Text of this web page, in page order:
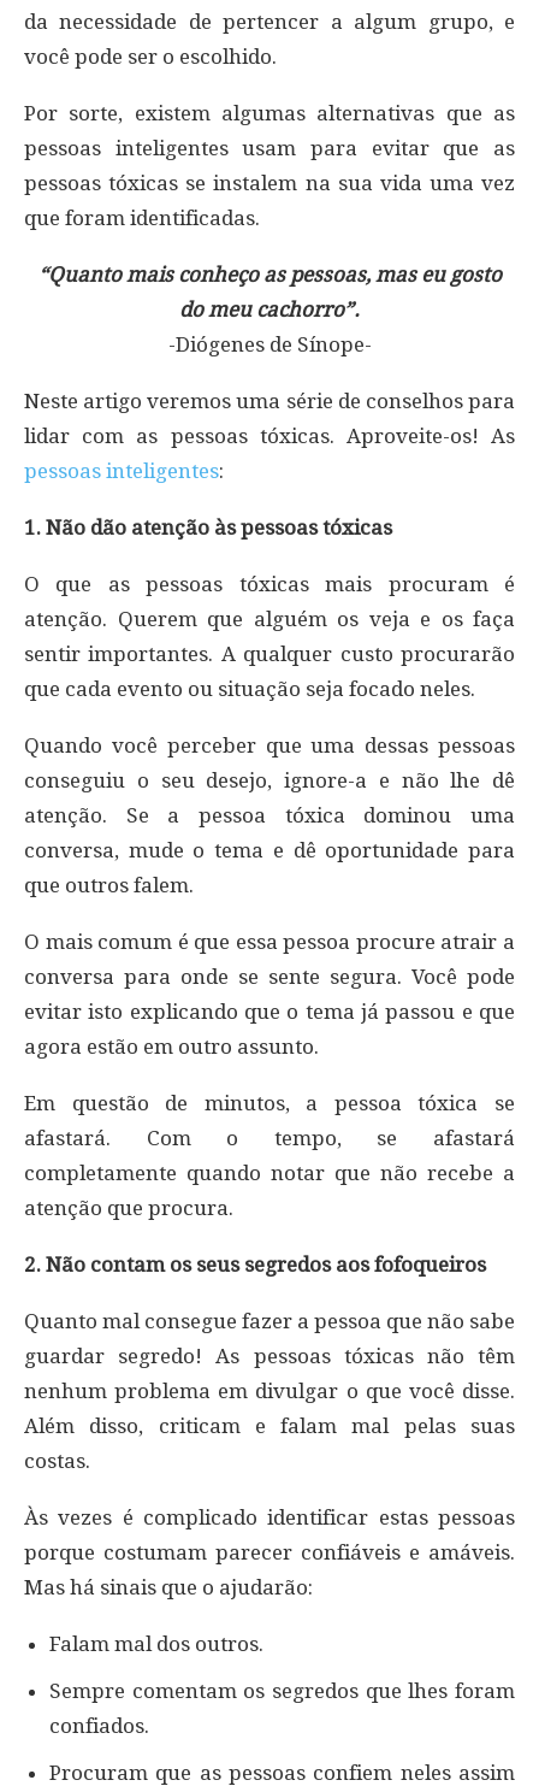
da necessidade de pertencer a algum grupo, e
você pode ser o escolhido.
Por sorte, existem algumas alternativas que as
pessoas inteligentes usam para evitar que as
pessoas tóxicas se instalem na sua vida uma vez
que foram identificadas.
“Quanto mais conheço as pessoas, mas eu gosto
do meu cachorro”.
-Diógenes de Sínope-
Neste artigo veremos uma série de conselhos para
lidar com as pessoas tóxicas. Aproveite-os! As
pessoas inteligentes:
1. Não dão atenção às pessoas tóxicas
O que as pessoas tóxicas mais procuram é
atenção. Querem que alguém os veja e os faça
sentir importantes. A qualquer custo procurarão
que cada evento ou situação seja focado neles.
Quando você perceber que uma dessas pessoas
conseguiu o seu desejo, ignore-a e não lhe dê
atenção. Se a pessoa tóxica dominou uma
conversa, mude o tema e dê oportunidade para
que outros falem.
O mais comum é que essa pessoa procure atrair a
conversa para onde se sente segura. Você pode
evitar isto explicando que o tema já passou e que
agora estão em outro assunto.
Em questão de minutos, a pessoa tóxica se
afastará. Com o tempo, se afastará
completamente quando notar que não recebe a
atenção que procura.
2. Não contam os seus segredos aos fofoqueiros
Quanto mal consegue fazer a pessoa que não sabe
guardar segredo! As pessoas tóxicas não têm
nenhum problema em divulgar o que você disse.
Além disso, criticam e falam mal pelas suas
costas.
Às vezes é complicado identificar estas pessoas
porque costumam parecer confiáveis e amáveis.
Mas há sinais que o ajudarão:
Falam mal dos outros.
Sempre comentam os segredos que lhes foram
confiados.
Procuram que as pessoas confiem neles assim